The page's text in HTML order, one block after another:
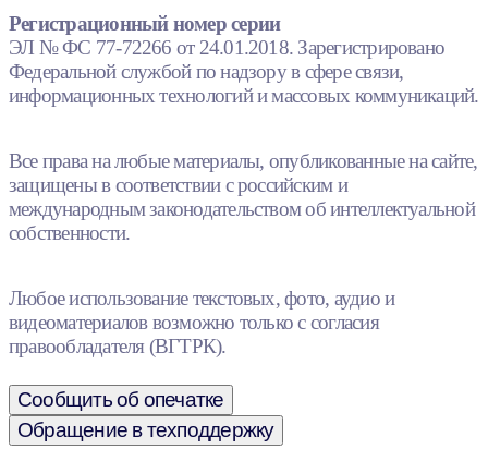
Регистрационный номер серии
ЭЛ № ФС 77-72266 от 24.01.2018. Зарегистрировано
Федеральной службой по надзору в сфере связи,
информационных технологий и массовых коммуникаций.
Все права на любые материалы, опубликованные на сайте,
защищены в соответствии с российским и
международным законодательством об интеллектуальной
собственности.
Любое использование текстовых, фото, аудио и
видеоматериалов возможно только с согласия
правообладателя (ВГТРК).
Сообщить об опечатке
Обращение в техподдержку